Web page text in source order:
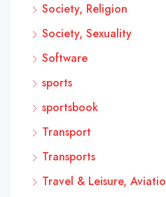
Society, Religion
Society, Sexuality
Software
sports
sportsbook
Transport
Transports
Travel & Leisure,